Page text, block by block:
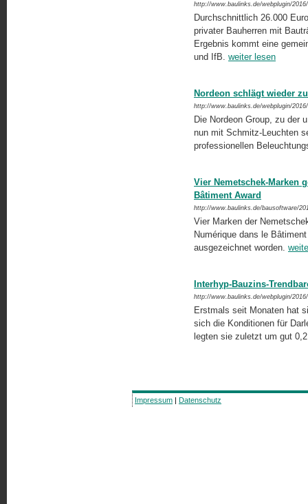
http://www.baulinks.de/webplugin/
Durchschnittlich 26.000
privater Bauherren mit
Ergebnis kommt eine
und IfB. weiter lesen
Nordeon schlägt wieder
http://www.baulinks.de/webplugin/
Die Nordeon Group, zu der
nun mit Schmitz-Leuchten
professionellen
Vier Nemetschek-Marken
Bâtiment Award
http://www.baulinks.de/bausoftware/
Vier Marken der
Numérique dans le
ausgezeichnet worden.
Interhyp-Bauzins-
http://www.baulinks.de/webplugin/
Erstmals seit Monaten hat
sich die Konditionen für
legten sie zuletzt um gut
Impressum | Datenschutz